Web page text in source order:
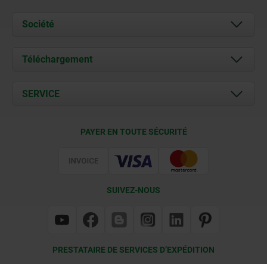
Société
À propos de nous
Contact
Téléchargement
Documents
SERVICE
PAYER EN TOUTE SÉCURITÉ
SUIVEZ-NOUS
PRESTATAIRE DE SERVICES D’EXPÉDITION